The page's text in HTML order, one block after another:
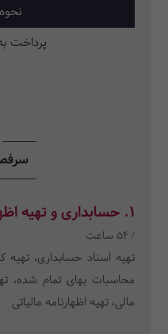
پرداخت
1. حسابداری و تهیه اظهارنامه با رویکرد کارگاهی
/ 54 ساعت
تهیه اسناد حسابداری، تهیه
محاسبات بهای تمام شده،
مالی، تهیه اظهارنامه مالیاتی